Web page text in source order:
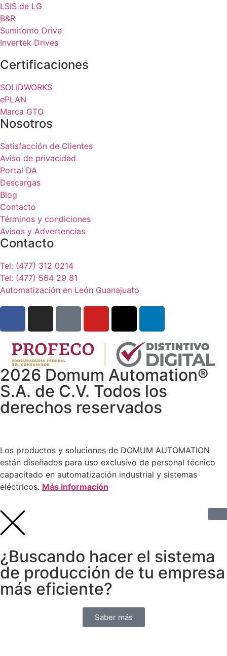
LSIS de LG
B&R
Sumitomo Drive
Invertek Drives
Certificaciones
SOLIDWORKS
ePLAN
Marca GTO
Nosotros
Satisfacción de Clientes
Aviso de privacidad
Portal DA
Descargas
Blog
Contacto
Términos y condiciones
Avisos y Advertencias
Contacto
Tel: (477) 312 0214
Tel: (477) 564 29 81
Automatización en León Guanajuato
2026 Domum Automation®
S.A. de C.V. Todos los
derechos reservados
Los productos y soluciones de DOMUM AUTOMATION
están diseñados para uso exclusivo de personal técnico
capacitado en automatización industrial y sistemas
eléctricos. Más información
¿Buscando hacer el sistema
de producción de tu empresa
más eficiente?
Saber más